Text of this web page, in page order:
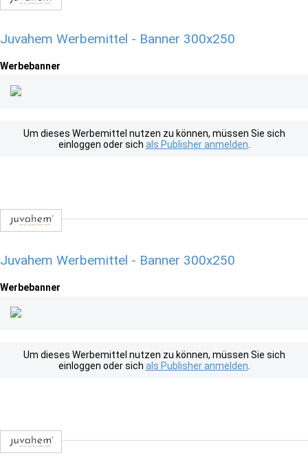
Juvahem Werbemittel - Banner 300x250
Werbebanner
Um dieses Werbemittel nutzen zu können, müssen Sie sich
einloggen oder sich als Publisher anmelden
Juvahem Werbemittel - Banner 300x250
Werbebanner
Um dieses Werbemittel nutzen zu können, müssen Sie sich
einloggen oder sich als Publisher anmelden